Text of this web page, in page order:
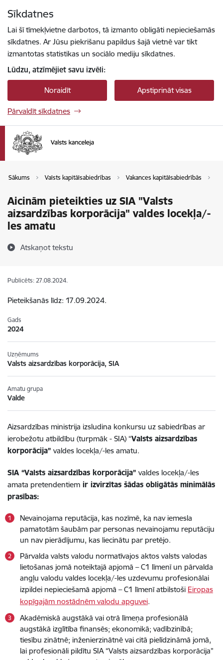
Sīkdatnes
Lai šī tīmekļvietne darbotos, tā izmanto obligāti nepieciešamās
sīkdatnes. Ar Jūsu piekrišanu papildus šajā vietnē var tikt
izmantotas statistikas un sociālo mediju sīkdatnes.
Lūdzu, atzīmējiet savu izvēli:
Noraidīt Apstiprināt visas
Pārvaldīt sīkdatnes
Sākums Valsts kapitālsabiedrības Vakances kapitālsabiedrībās
Aicinām pieteikties uz SIA "Valsts
aizsardzības korporācija" valdes locekļa/-
les amatu
Atskaņot tekstu
Publicēts: 27.08.2024.
Pieteikšanās līdz: 17.09.2024.
Gads
2024
Uzņēmums
Valsts aizsardzības korporācija, SIA
Amatu grupa
Valde
Aizsardzības ministrija izsludina konkursu uz sabiedrības ar
ierobežotu atbildību (turpmāk - SIA) “Valsts aizsardzības
korporācija” valdes locekļa/-les amatu.
SIA “Valsts aizsardzības korporācija” valdes locekļa/-les
amata pretendentiem ir izvirzītas šādas obligātās minimālās
prasības:
Nevainojama reputācija, kas nozīmē, ka nav iemesla
pamatotām šaubām par personas nevainojamu reputāciju
un nav pierādījumu, kas liecinātu par pretējo.
Pārvalda valsts valodu normatīvajos aktos valsts valodas
lietošanas jomā noteiktajā apjomā – C1 līmenī un pārvalda
angļu valodu valdes locekļa/-les uzdevumu profesionālai
izpildei nepieciešamā apjomā – C1 līmenī atbilstoši Eiropas
kopīgajām nostādnēm valodu apguvei.
Akadēmiskā augstākā vai otrā līmeņa profesionālā
augstākā izglītība finansēs; ekonomikā; vadībzinībā;
tiesību zinātnē; inženierzinātnē vai citā pielīdzināmā jomā,
lai profesionāli pildītu SIA “Valsts aizsardzības korporācija”